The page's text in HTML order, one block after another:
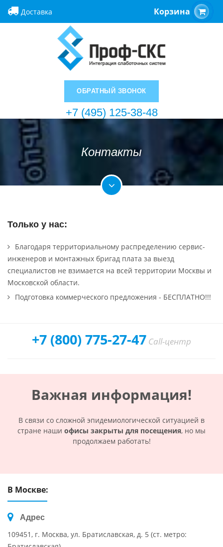
Доставка Корзина
ОБРАТНЫЙ ЗВОНОК
+7 (495) 125-38-48
Контакты
Только у нас:
Благодаря территориальному распределению сервис-
инженеров и монтажных бригад плата за выезд
специалистов не взимается на всей территории Москвы и
Московской области.
Подготовка коммерческого предложения - БЕСПЛАТНО!!!
+7 (800) 775-27-47 Call-центр
Важная информация!
В связи со сложной эпидемиологической ситуацией в
стране наши офисы закрыты для посещения, но мы
продолжаем работать!
В Москве:
Адрес
109451, г. Москва, ул. Братиславская, д. 5 (ст. метро: